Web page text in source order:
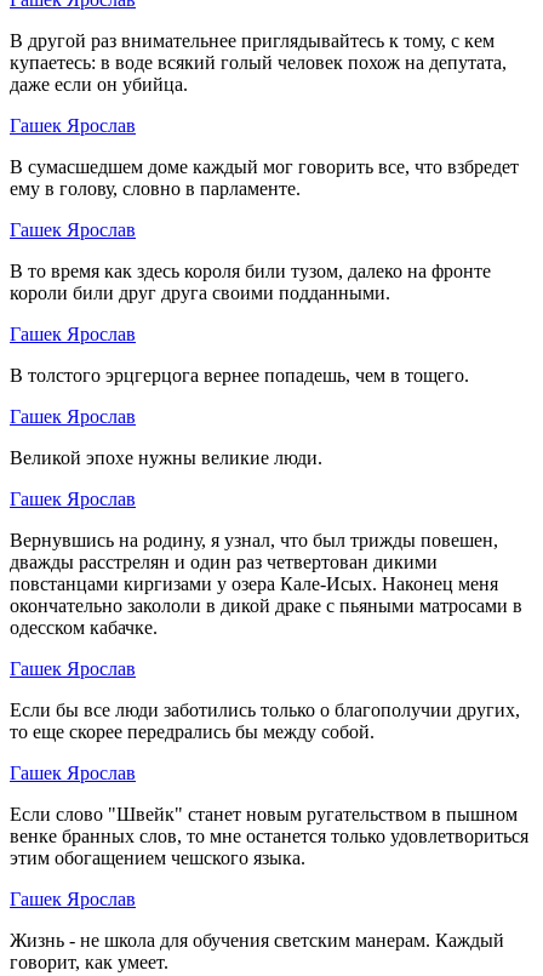
В другой раз внимательнее приглядывайтесь к тому, с кем
купаетесь: в воде всякий голый человек похож на депутата,
даже если он убийца.
Гашек Ярослав
В сумасшедшем доме каждый мог говорить все, что взбредет
ему в голову, словно в парламенте.
Гашек Ярослав
В то время как здесь короля били тузом, далеко на фронте
короли били друг друга своими подданными.
Гашек Ярослав
В толстого эрцгерцога вернее попадешь, чем в тощего.
Гашек Ярослав
Великой эпохе нужны великие люди.
Гашек Ярослав
Вернувшись на родину, я узнал, что был трижды повешен,
дважды расстрелян и один раз четвертован дикими
повстанцами киргизами у озера Кале-Исых. Наконец меня
окончательно закололи в дикой драке с пьяными матросами в
одесском кабачке.
Гашек Ярослав
Если бы все люди заботились только о благополучии других,
то еще скорее передрались бы между собой.
Гашек Ярослав
Если слово "Швейк" станет новым ругательством в пышном
венке бранных слов, то мне останется только удовлетвориться
этим обогащением чешского языка.
Гашек Ярослав
Жизнь - не школа для обучения светским манерам. Каждый
говорит, как умеет.